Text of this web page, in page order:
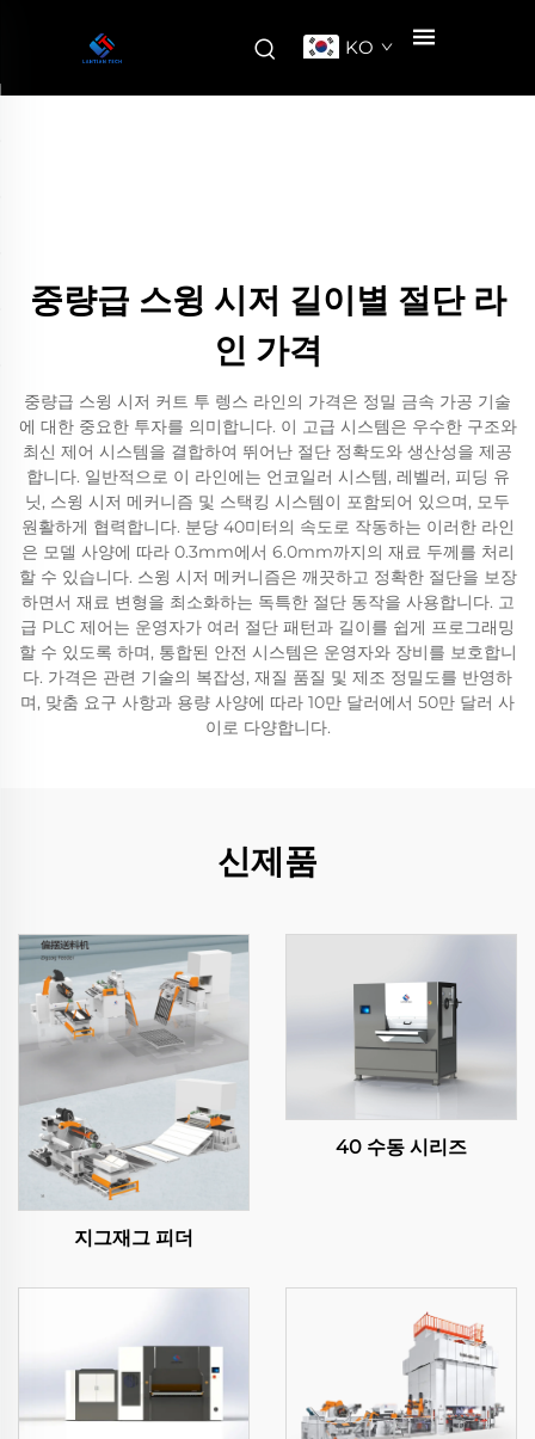
KO
중량급 스윙 시저 길이별 절단 라
인 가격
중량급 스윙 시저 커트 투 렝스 라인의 가격은 정밀 금속 가공 기술
에 대한 중요한 투자를 의미합니다. 이 고급 시스템은 우수한 구조와
최신 제어 시스템을 결합하여 뛰어난 절단 정확도와 생산성을 제공
합니다. 일반적으로 이 라인에는 언코일러 시스템, 레벨러, 피딩 유
닛, 스윙 시저 메커니즘 및 스택킹 시스템이 포함되어 있으며, 모두
원활하게 협력합니다. 분당 40미터의 속도로 작동하는 이러한 라인
은 모델 사양에 따라 0.3mm에서 6.0mm까지의 재료 두께를 처리
할 수 있습니다. 스윙 시저 메커니즘은 깨끗하고 정확한 절단을 보장
하면서 재료 변형을 최소화하는 독특한 절단 동작을 사용합니다. 고
급 PLC 제어는 운영자가 여러 절단 패턴과 길이를 쉽게 프로그래밍
할 수 있도록 하며, 통합된 안전 시스템은 운영자와 장비를 보호합니
다. 가격은 관련 기술의 복잡성, 재질 품질 및 제조 정밀도를 반영하
며, 맞춤 요구 사항과 용량 사양에 따라 10만 달러에서 50만 달러 사
이로 다양합니다.
신제품
지그재그 피더
40 수동 시리즈